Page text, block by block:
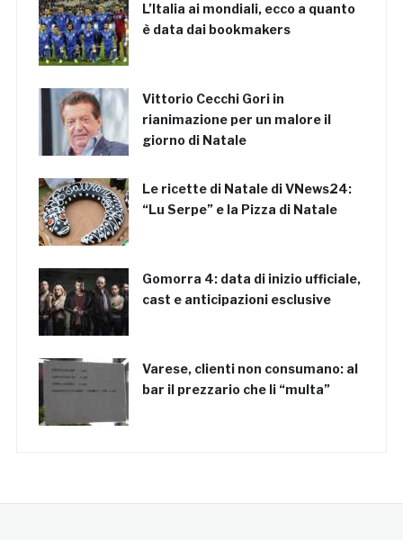
L’Italia ai mondiali, ecco a quanto
è data dai bookmakers
Vittorio Cecchi Gori in
rianimazione per un malore il
giorno di Natale
Le ricette di Natale di VNews24:
“Lu Serpe” e la Pizza di Natale
Gomorra 4: data di inizio ufficiale,
cast e anticipazioni esclusive
Varese, clienti non consumano: al
bar il prezzario che li “multa”